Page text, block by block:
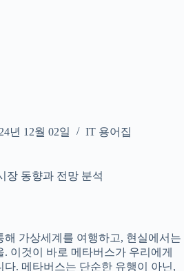
년 12월 02일 IT 용어집
장 동향과 전망 분석
해 가상세계를 여행하고, 현실에서는
이것이 바로 메타버스가 우리에게
. 메타버스는 단순한 유행이 아닌,